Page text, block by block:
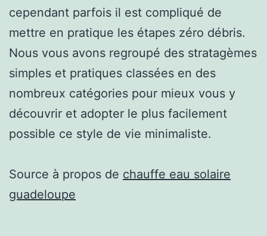
cependant parfois il est compliqué de
mettre en pratique les étapes zéro débris.
Nous vous avons regroupé des stratagèmes
simples et pratiques classées en des
nombreux catégories pour mieux vous y
découvrir et adopter le plus facilement
possible ce style de vie minimaliste.
Source à propos de chauffe eau solaire
guadeloupe